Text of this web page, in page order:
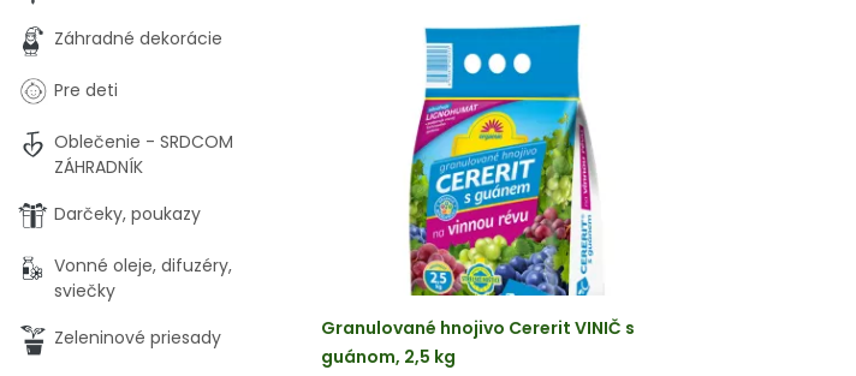
Granulované hnojivo Cererit VINIČ s
guánom, 2,5 kg
Záhradné dekorácie
Pre deti
Oblečenie - SRDCOM
ZÁHRADNÍK
Darčeky, poukazy
Vonné oleje, difuzéry,
sviečky
Zeleninové priesady